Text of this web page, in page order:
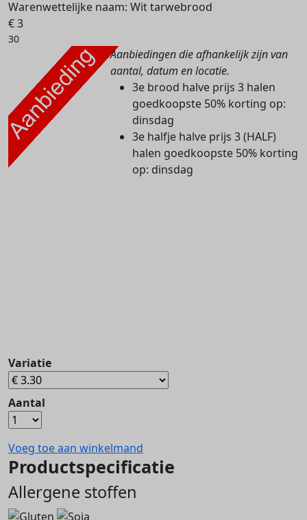
Warenwettelijke naam: Wit tarwebrood
€ 3
30
Aanbiedingen die afhankelijk zijn van
aantal, datum en locatie.
3e brood halve prijs 3 halen
goedkoopste 50% korting op:
dinsdag
3e halfje halve prijs 3 (HALF)
halen goedkoopste 50% korting
op: dinsdag
Variatie
Aantal
Voeg toe aan winkelmand
Productspecificatie
Allergene stoffen